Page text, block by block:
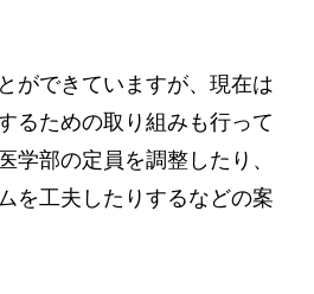
ができていますが、現在は
るための取り組みも行って
学部の定員を調整したり、
を工夫したりするなどの案